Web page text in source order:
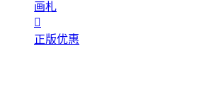
画札

正版优惠